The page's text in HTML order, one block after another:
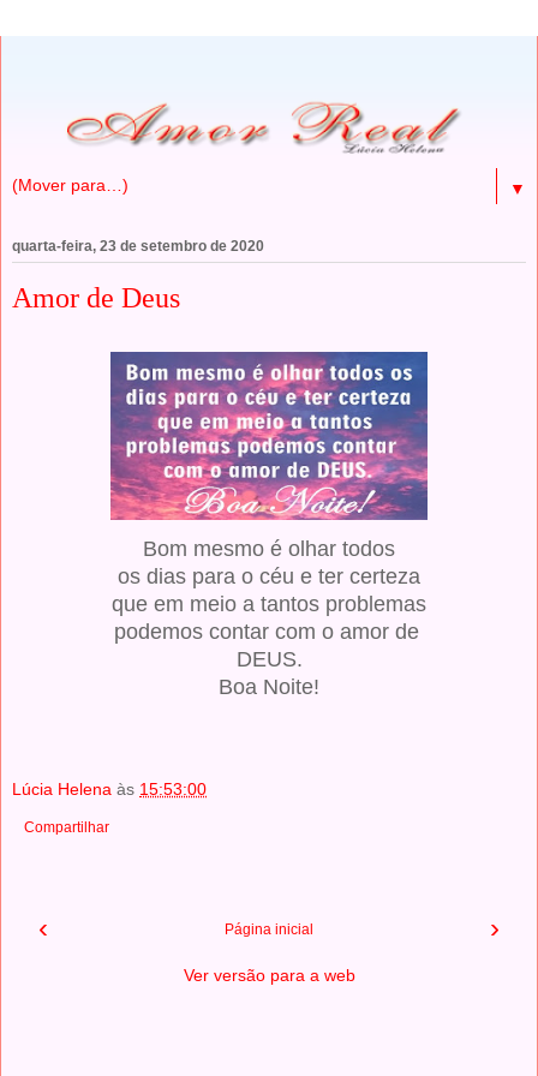
▼
quarta-feira, 23 de setembro de 2020
Amor de Deus
Bom mesmo é olhar todos
os dias para o céu e ter certeza
que em meio a tantos problemas
podemos contar com o amor de
DEUS.
Boa Noite!
Lúcia Helena às 15:53:00
Compartilhar
‹ ›
Página inicial
Ver versão para a web